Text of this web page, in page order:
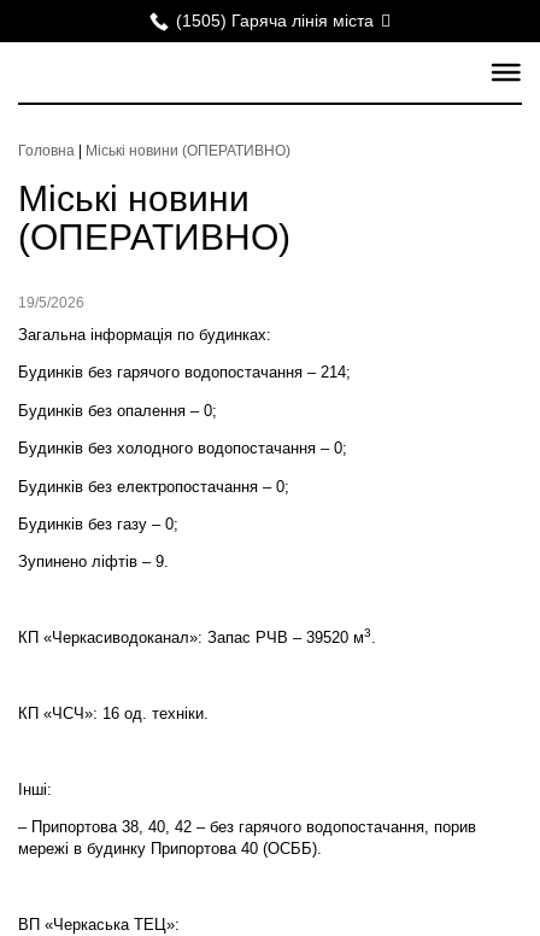
(1505) Гаряча лінія міста
Головна Міські новини (ОПЕРАТИВНО)
Міські новини
(ОПЕРАТИВНО)
19/5/2026
Загальна інформація по будинках:
Будинків без гарячого водопостачання – 214;
Будинків без опалення – 0;
Будинків без холодного водопостачання – 0;
Будинків без електропостачання – 0;
Будинків без газу – 0;
Зупинено ліфтів – 9.
КП «Черкасиводоканал»: Запас РЧВ – 39520 м3.
КП «ЧСЧ»: 16 од. техніки.
Інші:
– Припортова 38, 40, 42 – без гарячого водопостачання, порив
мережі в будинку Припортова 40 (ОСББ).
ВП «Черкаська ТЕЦ»: